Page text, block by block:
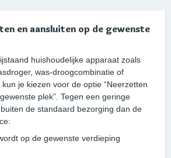
en aansluiten op de gewenste
huishoudelijke apparaat zoals
was-droogcombinatie of
je kiezen voor de optie “Neerzetten
plek”. Tegen een geringe
de standaard bezorging dan de
op de gewenste verdieping